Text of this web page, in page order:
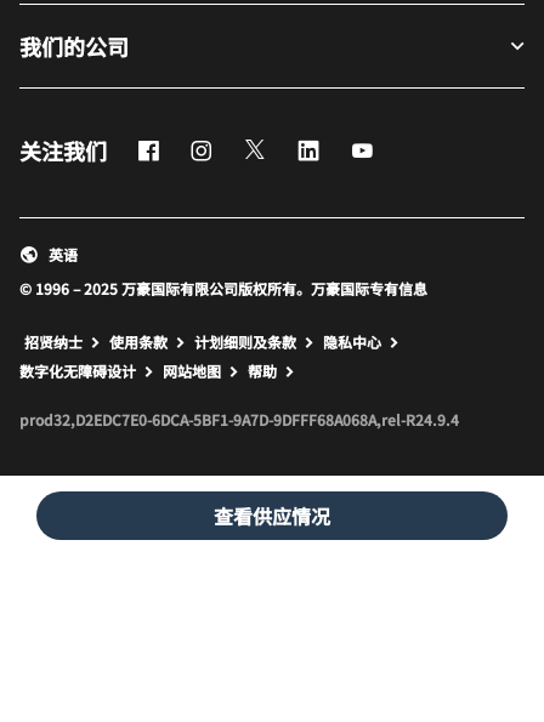
查看供应情况
我们的公司
关注我们 FacebookInstagram
Twitter LinkedIn
© 1996 – 2025 万豪国际有限公司版权所有。万豪国际专有信息
英语
招贤纳士 使用条款 计划细则及条款
隐私中心
数字化无障碍设计
网站地图 打开新窗口
帮助
prod32,D2EDC7E0-6DCA-5BF1-9A7D-9DFFF68A068A,rel-R24.9.4